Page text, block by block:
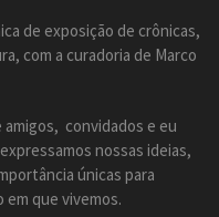
de exposição de crônicas,
com a curadoria de Marco
amigos, convidados e eu
nossas ideias,
únicas para
que vivemos.